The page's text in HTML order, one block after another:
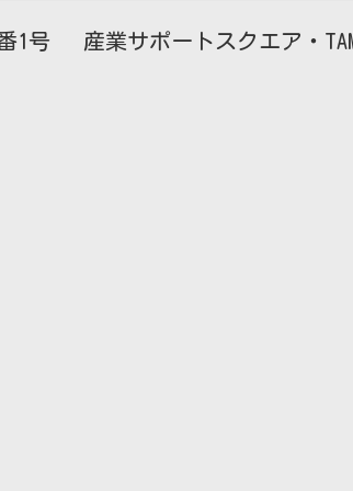
1号 産業サポートスクエア・